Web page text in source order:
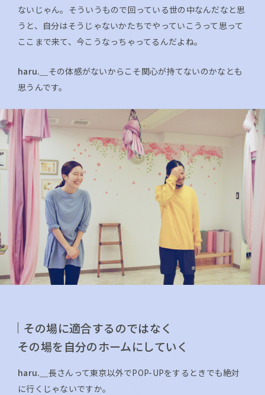
ないじゃん。そういうもので回っている世の中なんだなと思
うと、自分はそうじゃないかたちでやっていこうって思って
ここまで来て、今こうなっちゃってるんだよね。
haru.＿ その体感がないからこそ関心が持てないのかなとも
思うんです。
その場に適合するのではなく
その場を自分のホームにしていく
haru.＿ 長さんって東京以外でPOP-UPをするときでも絶対
に行くじゃないですか。